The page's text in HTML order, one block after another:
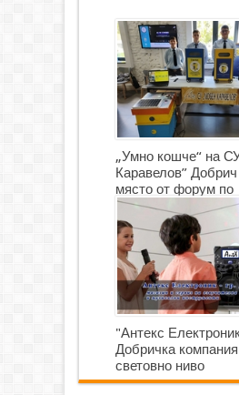
„Умно кошче“ на
Каравелов”
място от форум по
роботика
"Антекс
Добричка
световно ниво